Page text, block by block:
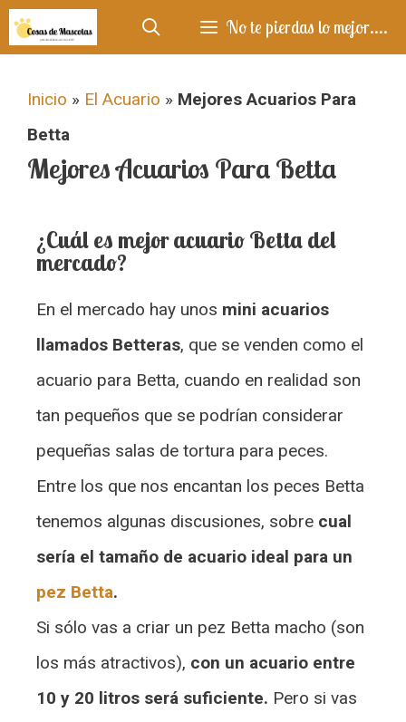
No te pierdas lo mejor....
Inicio » El Acuario » Mejores Acuarios Para
Betta
Mejores Acuarios Para Betta
¿Cuál es mejor acuario Betta del
mercado?
En el mercado hay unos mini acuarios
llamados Betteras, que se venden como el
acuario para Betta, cuando en realidad son
tan pequeños que se podrían considerar
pequeñas salas de tortura para peces.
Entre los que nos encantan los peces Betta
tenemos algunas discusiones, sobre cual
sería el tamaño de acuario ideal para un
pez Betta.
Si sólo vas a criar un pez Betta macho (son
los más atractivos), con un acuario entre
10 y 20 litros será suficiente. Pero si vas